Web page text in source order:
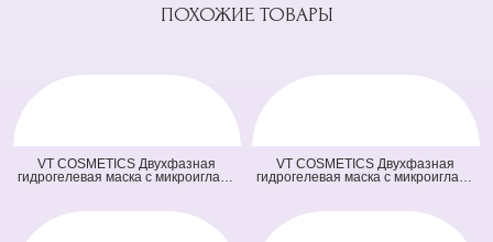
ПОХОЖИЕ ТОВАРЫ
VT COSMETICS Двухфазная
гидрогелевая маска с микроиглами
(оранжевая) (33 гр + 1,5 гр)
VT COSMETICS Двухфазная
гидрогелевая маска с микроиглами
зеленая) (33 гр + 1,5 гр)